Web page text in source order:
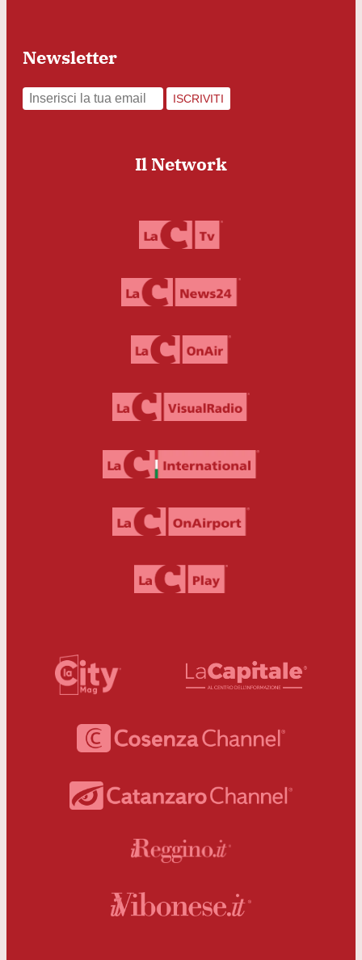
Newsletter
ISCRIVITI
Il Network